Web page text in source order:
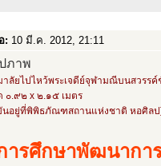
: 10 มี.ค. 2012, 21:11
าลัยไปไหว้พระเจดีย์จุฬามณีบนสวรร
๐.๙๒ x ๒.๑๕ เมตร
นอยู่ที่พิพิธภัณฑสถานแห่งชาติ หอศิล
ารศึกษาพัฒนากา